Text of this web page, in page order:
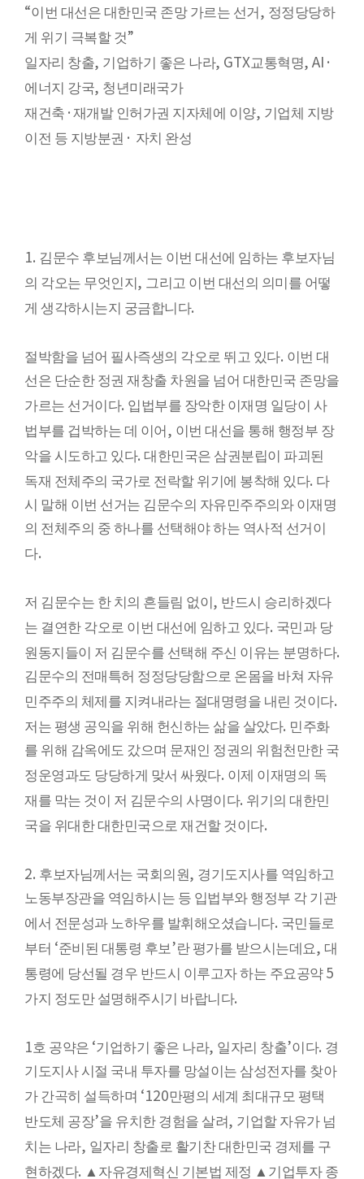
“이번 대선은 대한민국 존망 가르는 선거 , 정정당당하
게 위기 극복할 것”
일자리 창출, 기업하기 좋은 나라, GTX교통혁명, AI·
에너지 강국, 청년미래국가
재건축 · 재개발 인허가권 지자체에 이양, 기업체 지방
이전 등 지방분권 · 자치 완성
1. 김문수 후보님께서는 이번 대선에 임하는 후보자님
의 각오는 무엇인지, 그리고 이번 대선의 의미를 어떻
게 생각하시는지 궁금합니다.
절박함을 넘어 필사즉생의 각오로 뛰고 있다. 이번 대
선은 단순한 정권 재창출 차원을 넘어 대한민국 존망을
가르는 선거이다. 입법부를 장악한 이재명 일당이 사
법부를 겁박하는 데 이어 , 이번 대선을 통해 행정부 장
악을 시도하고 있다. 대한민국은 삼권분립이 파괴된
독재 전체주의 국가로 전락할 위기에 봉착해 있다. 다
시 말해 이번 선거는 김문수의 자유민주주의와 이재명
의 전체주의 중 하나를 선택해야 하는 역사적 선거이
다.
저 김문수는 한 치의 흔들림 없이, 반드시 승리하겠다
는 결연한 각오로 이번 대선에 임하고 있다. 국민과 당
원동지들이 저 김문수를 선택해 주신 이유는 분명하다.
김문수의 전매특허 정정당당함으로 온몸을 바쳐 자유
민주주의 체제를 지켜내라는 절대명령을 내린 것이다.
저는 평생 공익을 위해 헌신하는 삶을 살았다. 민주화
를 위해 감옥에도 갔으며 문재인 정권의 위험천만한 국
정운영과도 당당하게 맞서 싸웠다. 이제 이재명의 독
재를 막는 것이 저 김문수의 사명이다. 위기의 대한민
국을 위대한 대한민국으로 재건할 것이다.
2. 후보자님께서는 국회의원, 경기도지사를 역임하고
노동부장관을 역임하시는 등 입법부와 행정부 각 기관
에서 전문성과 노하우를 발휘해오셨습니다. 국민들로
부터 ‘준비된 대통령 후보’란 평가를 받으시는데요, 대
통령에 당선될 경우 반드시 이루고자 하는 주요공약 5
가지 정도만 설명해주시기 바랍니다.
1호 공약은 ‘기업하기 좋은 나라, 일자리 창출’이다. 경
기도지사 시절 국내 투자를 망설이는 삼성전자를 찾아
가 간곡히 설득하며 ‘120만평의 세계 최대규모 평택
반도체 공장’을 유치한 경험을 살려, 기업할 자유가 넘
치는 나라, 일자리 창출로 활기찬 대한민국 경제를 구
현하겠다. ▲ 자유경제혁신 기본법 제정 ▲ 기업투자 종